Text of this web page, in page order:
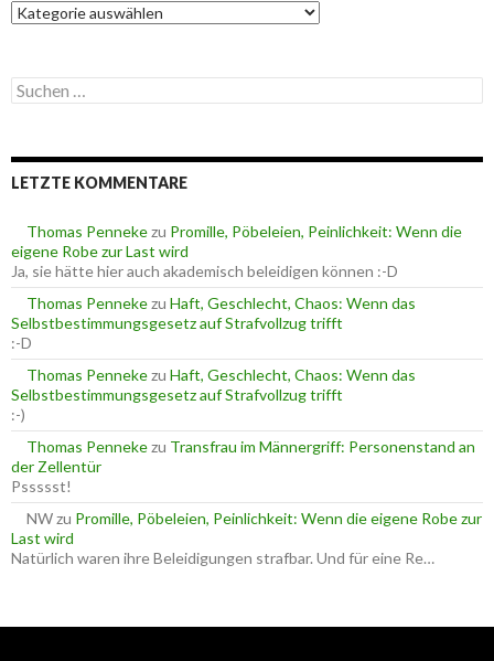
K
a
g
o
n
S
u
e
n
c
h
:
LETZTE KOMMENTARE
Thomas Pennekezu Promille, Pöbeleien, Peinlichkeit: Wenn die
eigene Robe zur Last wird
Ja, sie hätte hier auch akademisch beleidigen können :-D
Thomas Pennekezu Haft, Geschlecht, Chaos: Wenn das
Selbstbestimmungsgesetz auf Strafvollzug trifft
:-D
Thomas Pennekezu Haft, Geschlecht, Chaos: Wenn das
Selbstbestimmungsgesetz auf Strafvollzug trifft
:-)
Thomas Pennekezu Transfrau im Männergriff: Personenstand an
der Zellentür
Pssssst!
NWzu Promille, Pöbeleien, Peinlichkeit: Wenn die eigene Robe zur
Last wird
Natürlich waren ihre Beleidigungen strafbar. Und für eine Re…